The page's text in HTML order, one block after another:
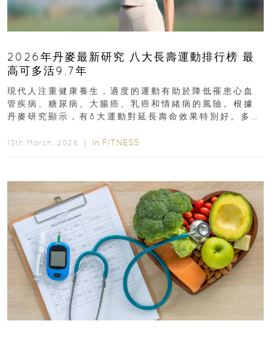
2026年丹麥最新研究 八大長壽運動排行榜 最
高可多活9.7年
現代人注重健康養生，適度的運動有助於降低罹患心血
管疾病、糖尿病、大腸癌、乳癌和情緒病的風險。根據
丹麥研究顯示，有8大運動對延長壽命效果特別好。多做
13th March, 2026 ｜ In FITNESS